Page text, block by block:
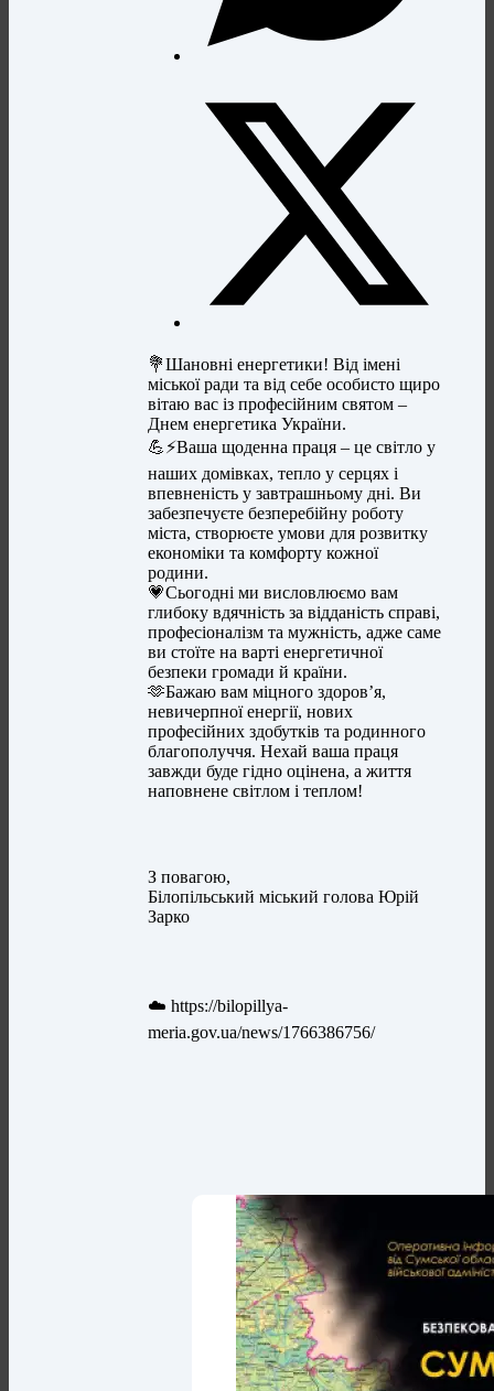
💐Шановні енергетики! Від імені
міської ради та від себе особисто щиро
вітаю вас із професійним святом –
Днем енергетика України.
💪⚡️Ваша щоденна праця – це світло у
наших домівках, тепло у серцях і
впевненість у завтрашньому дні. Ви
забезпечуєте безперебійну роботу
міста, створюєте умови для розвитку
економіки та комфорту кожної
родини.
💗Сьогодні ми висловлюємо вам
глибоку вдячність за відданість справі,
професіоналізм та мужність, адже саме
ви стоїте на варті енергетичної
безпеки громади й країни.
🫶Бажаю вам міцного здоров’я,
невичерпної енергії, нових
професійних здобутків та родинного
благополуччя. Нехай ваша праця
завжди буде гідно оцінена, а життя
наповнене світлом і теплом!
З повагою,
Білопільський міський голова Юрій
Зарко
☁️ https://bilopillya-
meria.gov.ua/news/1766386756/